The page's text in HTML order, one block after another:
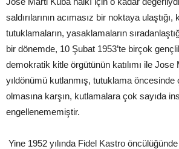
saldırılarının acımasız bir noktaya ulaştığı,
tutuklamaların, yasaklamaların
bir dönemde, 10 Şubat 1953’te birçok
demokratik kitle örgütünün katılımı ile Jose
yıldönümü kutlanmış, tutuklama öncesinde
olmasına karşın, kutlamalara çok sayıda
engellenememiştir.
Yine 1952 yılında Fidel Kastro öncülüğünde